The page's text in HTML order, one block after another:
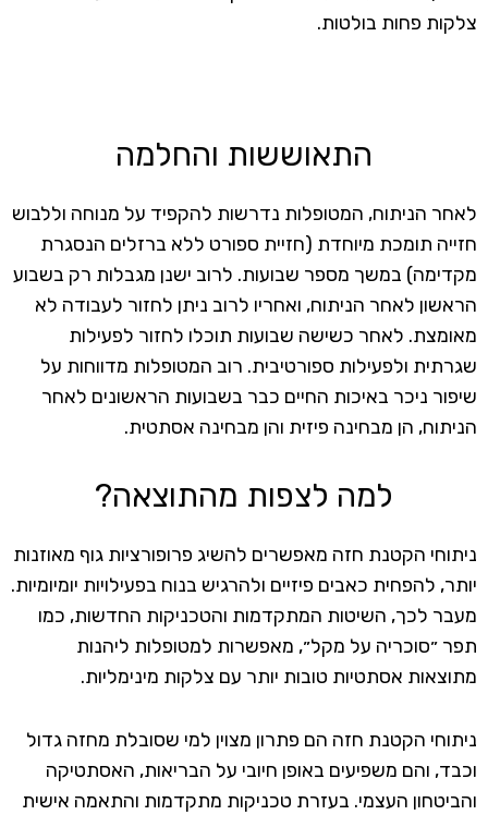
צלקות פחות בולטות.
התאוששות והחלמה
לאחר הניתוח, המטופלות נדרשות להקפיד על מנוחה וללבוש
חזייה תומכת מיוחדת (חזיית ספורט ללא ברזלים הנסגרת
מקדימה) במשך מספר שבועות. לרוב ישנן מגבלות רק בשבוע
הראשון לאחר הניתוח, ואחריו לרוב ניתן לחזור לעבודה לא
מאומצת. לאחר כשישה שבועות תוכלו לחזור לפעילות
שגרתית ולפעילות ספורטיבית. רוב המטופלות מדווחות על
שיפור ניכר באיכות החיים כבר בשבועות הראשונים לאחר
הניתוח, הן מבחינה פיזית והן מבחינה אסתטית.
למה לצפות מהתוצאה?
ניתוחי הקטנת חזה מאפשרים להשיג פרופורציות גוף מאוזנות
יותר, להפחית כאבים פיזיים ולהרגיש בנוח בפעילויות יומיומיות.
מעבר לכך, השיטות המתקדמות והטכניקות החדשות, כמו
תפר ״סוכריה על מקל״, מאפשרות למטופלות ליהנות
מתוצאות אסתטיות טובות יותר עם צלקות מינימליות.
ניתוחי הקטנת חזה הם פתרון מצוין למי שסובלת מחזה גדול
וכבד, והם משפיעים באופן חיובי על הבריאות, האסתטיקה
והביטחון העצמי. בעזרת טכניקות מתקדמות והתאמה אישית